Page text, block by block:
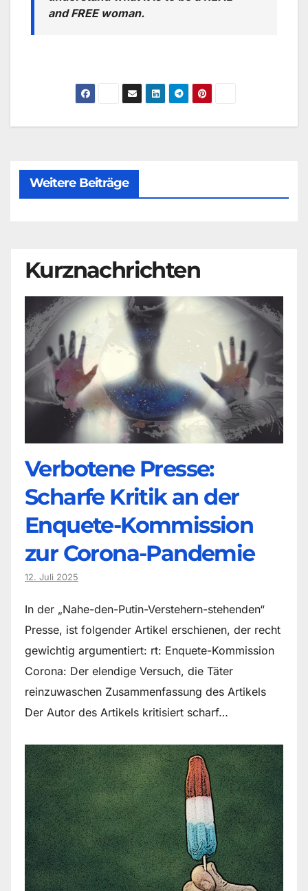
and FREE woman.
Weitere Beiträge
Kurznachrichten
Verbotene Presse:
Scharfe Kritik an der
Enquete-Kommission
zur Corona-Pandemie
12. Juli 2025
In der „Nahe-den-Putin-Verstehern-stehenden“
Presse, ist folgender Artikel erschienen, der recht
gewichtig argumentiert: rt: Enquete-Kommission
Corona: Der elendige Versuch, die Täter
reinzuwaschen Zusammenfassung des Artikels
Der Autor des Artikels kritisiert scharf…